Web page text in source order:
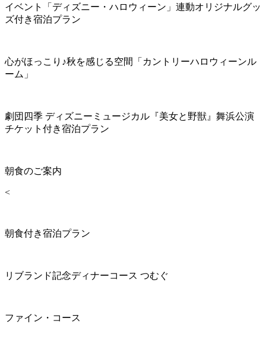
イベント「ディズニー・ハロウィーン」連動オリジナルグッ
ズ付き宿泊プラン
心がほっこり♪秋を感じる空間「カントリーハロウィーンル
ーム」
劇団四季 ディズニーミュージカル『美女と野獣』舞浜公演
チケット付き宿泊プラン
朝食のご案内
<
朝食付き宿泊プラン
リブランド記念ディナーコース つむぐ
ファイン・コース